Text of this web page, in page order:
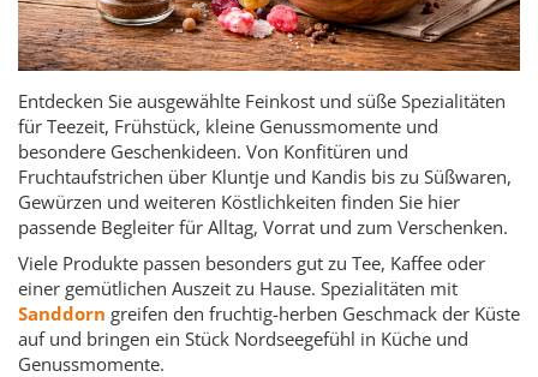
Entdecken Sie ausgewählte Feinkost und süße Spezialitäten
für Teezeit, Frühstück, kleine Genussmomente und
besondere Geschenkideen. Von Konfitüren und
Fruchtaufstrichen über Kluntje und Kandis bis zu Süßwaren,
Gewürzen und weiteren Köstlichkeiten finden Sie hier
passende Begleiter für Alltag, Vorrat und zum Verschenken.
Viele Produkte passen besonders gut zu Tee, Kaffee oder
einer gemütlichen Auszeit zu Hause. Spezialitäten mit
Sanddorn greifen den fruchtig-herben Geschmack der Küste
auf und bringen ein Stück Nordseegefühl in Küche und
Genussmomente.